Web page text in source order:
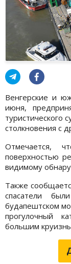
Венгерские и
июня,
туристического
столкновения с
Отмечается,
поверхностью
видимому
Также
спасатели
будапештском
прогулочный
большим